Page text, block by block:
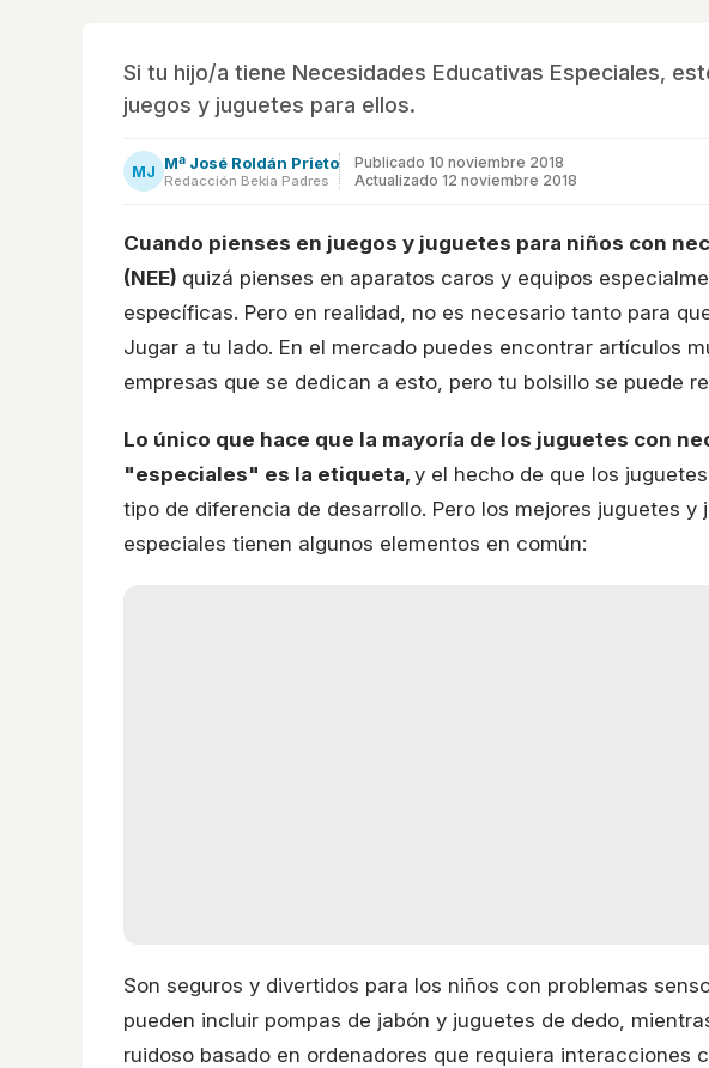
Si tu hijo/a tiene Necesidades Educativas Especiales,
juegos y juguetes para ellos.
MJ Mª José Roldán Prieto
Redacción Bekia Padres
Publicado 10 noviembre 2018
Actualizado 12 noviembre 2018
Cuando pienses en juegos y juguetes para niños con
(NEE) quizá pienses en aparatos caros y equipos
específicas. Pero en realidad, no es necesario tanto para
Jugar a tu lado. En el mercado puedes encontrar artículos
empresas que se dedican a esto, pero tu bolsillo se puede
Lo único que hace que la mayoría de los juguetes con
"especiales" es la etiqueta, y el hecho de que los
tipo de diferencia de desarrollo. Pero los mejores juguetes
especiales tienen algunos elementos en común:
Son seguros y divertidos para los niños con problemas
pueden incluir pompas de jabón y juguetes de dedo,
ruidoso basado en ordenadores que requiera interacciones